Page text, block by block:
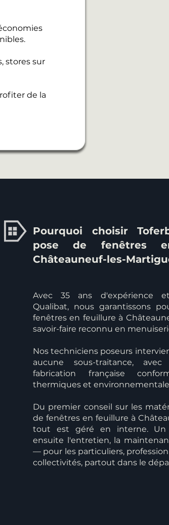
stores sur
de la
Pourquoi choisir
pose de fenêtres
Châteauneuf-les-
Avec 35 ans d'expérience
Qualibat, nous garantissons
fenêtres en feuillure à
savoir-faire reconnu en
Nos techniciens poseurs
aucune sous-traitance,
fabrication française
thermiques et
Du premier conseil sur les
de fenêtres en feuillure à
tout est géré en interne. Un
ensuite l'entretien, la
— pour les particuliers,
collectivités, partout dans le